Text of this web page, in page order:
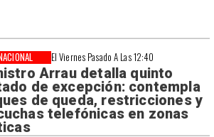
El Viernes Pasado A Las 12:40
Arrau detalla quinto
de excepción: contempla
de queda, restricciones y
telefónicas en zonas